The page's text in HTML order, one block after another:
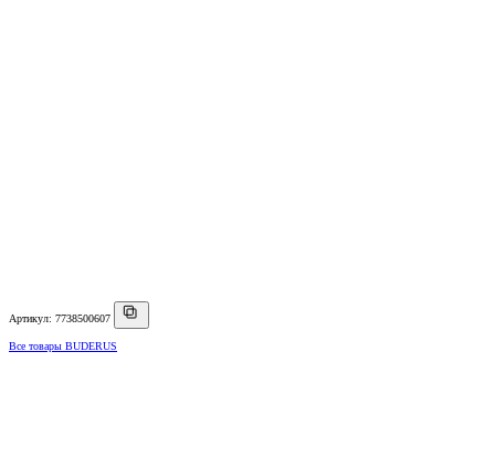
Артикул: 7738500607
Все товары BUDERUS